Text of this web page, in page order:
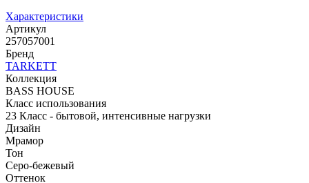
Характеристики
Артикул
257057001
Бренд
TARKETT
Коллекция
BASS HOUSE
Класс использования
23 Класс - бытовой, интенсивные нагрузки
Дизайн
Мрамор
Тон
Серо-бежевый
Оттенок